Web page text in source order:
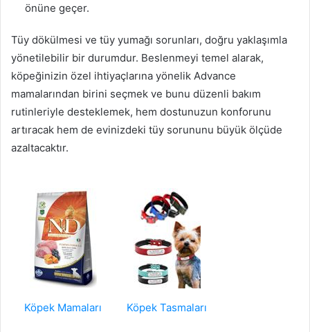
önüne geçer.
Tüy dökülmesi ve tüy yumağı sorunları, doğru yaklaşımla
yönetilebilir bir durumdur. Beslenmeyi temel alarak,
köpeğinizin özel ihtiyaçlarına yönelik Advance
mamalarından birini seçmek ve bunu düzenli bakım
rutinleriyle desteklemek, hem dostunuzun konforunu
artıracak hem de evinizdeki tüy sorununu büyük ölçüde
azaltacaktır.
Köpek Mamaları Köpek Tasmaları